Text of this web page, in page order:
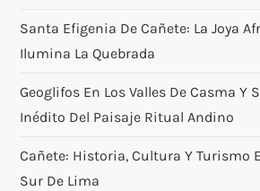
Santa Efigenia De Cañete: La Joya
Ilumina La Quebrada
Geoglifos En Los Valles De Casma Y
Inédito Del Paisaje Ritual Andino
Cañete: Historia, Cultura Y Turismo
Sur De Lima